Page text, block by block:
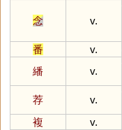
念 v.
番
v.
繙
v.
荐
v.
複
v.